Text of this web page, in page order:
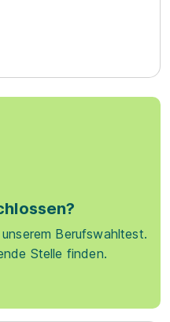
Berufswahltest.
Stelle finden.